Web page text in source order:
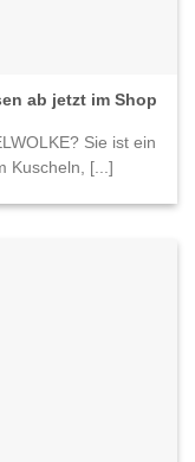
ab jetzt im Shop
Sie ist ein
Kuscheln, [...]